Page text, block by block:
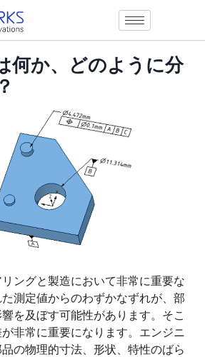
何か、どのように分
ングと製造において非常に重要な
測定値からのわずかなずれが、部
を及ぼす可能性があります。そこ
非常に重要になります。エンジニ
の物理的寸法、形状、特性のばら